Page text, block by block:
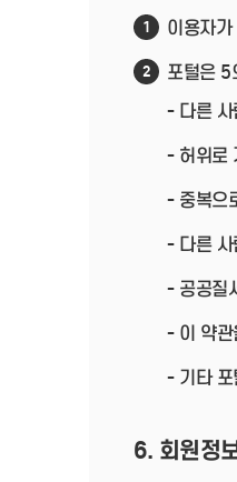
1 이용자
2
포털은 5
- 다른 사
- 허위로
- 중복으
- 다른 사
- 공공질
- 이 약관
- 기타 포
6. 회원정